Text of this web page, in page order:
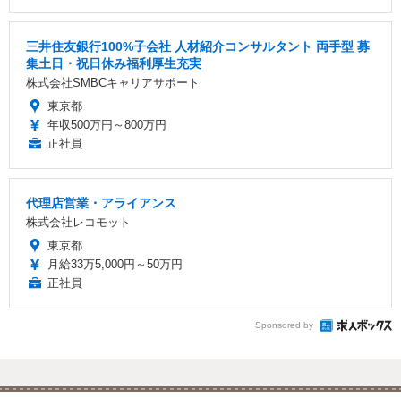
三井住友銀行100%子会社 人材紹介コンサルタント 両手型 募
集土日・祝日休み福利厚生充実
株式会社SMBCキャリアサポート
東京都
年収500万円～800万円
正社員
代理店営業・アライアンス
株式会社レコモット
東京都
月給33万5,000円～50万円
正社員
Sponsored by